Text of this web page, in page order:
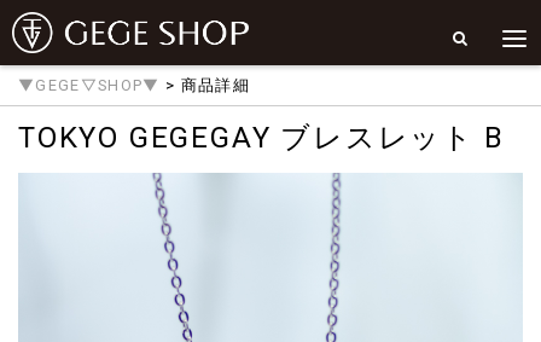
▼GEGE▽SHOP▼ > 商品詳細
TOKYO GEGEGAY ブレスレット B